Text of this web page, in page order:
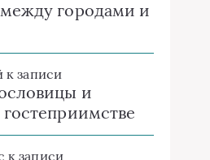
городами и
к записи
и
к записи